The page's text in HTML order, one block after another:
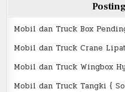
Mobil dan Truck Box
Mobil dan Truck Crane
Mobil dan Truck Wingbox
Mobil dan Truck Tangki {